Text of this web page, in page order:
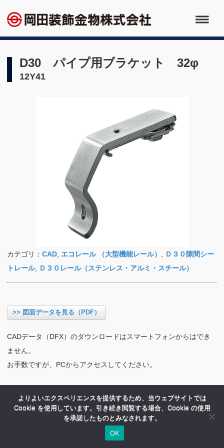
D30 パイプ用ブラケット 32φ
12Y41
カテゴリ： CAD エコレール （大型機能レール）
Ｄ３０隙間シー
トレール, Ｄ３０レール（ステンレス・アルミ・スチール）
>> 図面データを見る（PDF）
CADデータ（DFX）のダウンロードはスマートフォンからはでき
ません。
お手数ですが、PCからアクセスしてください。
よりよいエクスペリエンスを提供するため、当ウェブサイトでは
Cookie を使用しています。引き続き閲覧する場合、Cookie の使用
を承諾したものとみなされます。
OK